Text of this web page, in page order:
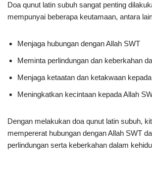
Doa qunut latin subuh sangat penting
mempunyai beberapa keutamaan, antara
Menjaga hubungan dengan Allah SWT
Meminta perlindungan dan keberkahan
Menjaga ketaatan dan ketakwaan
Meningkatkan kecintaan kepada Allah
Dengan melakukan doa qunut latin subuh,
mempererat hubungan dengan Allah SWT
perlindungan serta keberkahan dalam